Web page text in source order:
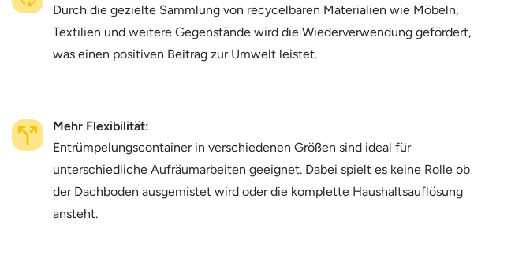
Durch die gezielte Sammlung von recycelbaren Materialien wie Möbeln,
Textilien und weitere Gegenstände wird die Wiederverwendung gefördert,
was einen positiven Beitrag zur Umwelt leistet.
Mehr Flexibilität:
Entrümpelungscontainer in verschiedenen Größen sind ideal für
unterschiedliche Aufräumarbeiten geeignet. Dabei spielt es keine Rolle ob
der Dachboden ausgemistet wird oder die komplette Haushaltsauflösung
ansteht.